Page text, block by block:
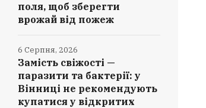
поля, щоб зберегти
врожай від пожеж
Замість свіжості —
паразити та бактерії: у
Вінниці не рекомендують
купатися у відкритих
6 Серпня, 2026